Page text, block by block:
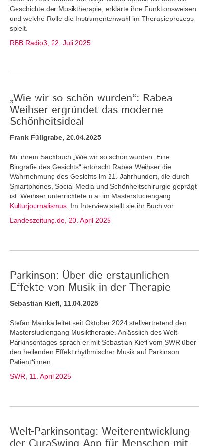
Geschichte der Musiktherapie, erklärte ihre Funktionsweisen
und welche Rolle die Instrumentenwahl im Therapieprozess
spielt.
RBB Radio3, 22. Juli 2025
„Wie wir so schön wurden“: Rabea
Weihser ergründet das moderne
Schönheitsideal
Frank Füllgrabe, 20.04.2025
Mit ihrem Sachbuch „Wie wir so schön wurden. Eine
Biografie des Gesichts“ erforscht Rabea Weihser die
Wahrnehmung des Gesichts im 21. Jahrhundert, die durch
Smartphones, Social Media und Schönheitschirurgie geprägt
ist. Weihser unterrichtete u.a. im Masterstudiengang
Kulturjournalismus . Im Interview stellt sie ihr Buch vor.
Landeszeitung.de, 20. April 2025
Parkinson: Über die erstaunlichen
Effekte von Musik in der Therapie
Sebastian Kiefl, 11.04.2025
Stefan Mainka leitet seit Oktober 2024 stellvertretend den
Masterstudiengang Musiktherapie. Anlässlich des Welt-
Parkinsontages sprach er mit Sebastian Kiefl vom SWR über
den heilenden Effekt rhythmischer Musik auf Parkinson
Patient*innen.
SWR, 11. April 2025
Welt-Parkinsontag: Weiterentwicklung